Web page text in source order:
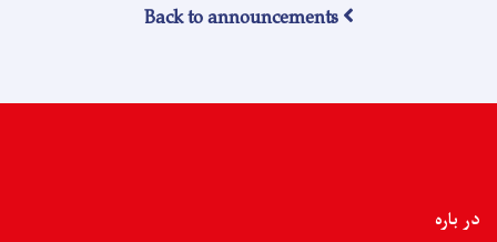
Back to announcements
در باره